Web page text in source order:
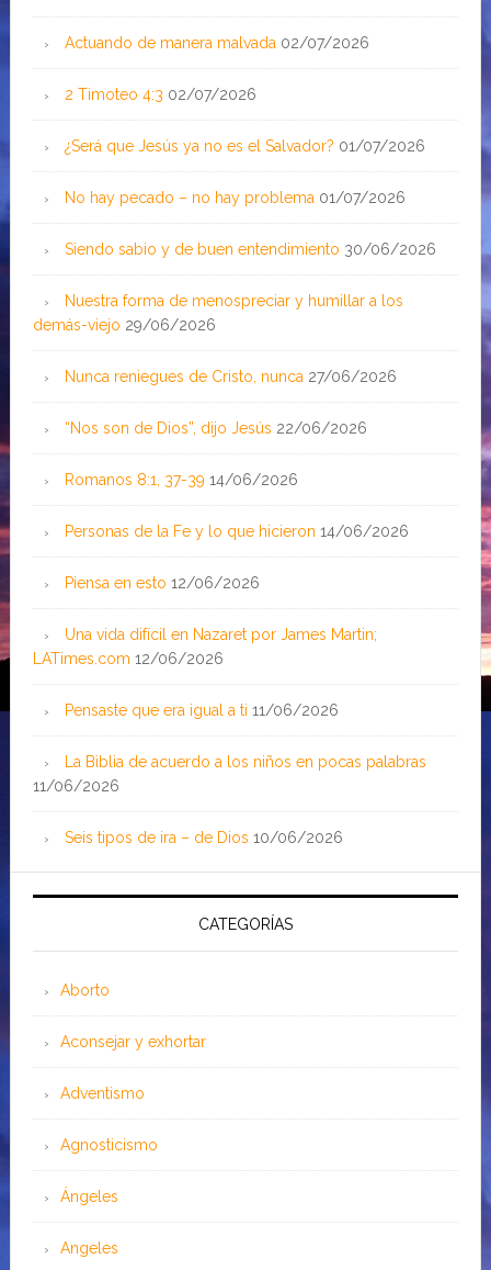
Actuando de manera malvada 02/07/2026
2 Timoteo 4:3 02/07/2026
¿Será que Jesús ya no es el Salvador? 01/07/2026
No hay pecado – no hay problema 01/07/2026
Siendo sabio y de buen entendimiento 30/06/2026
Nuestra forma de menospreciar y humillar a los
demás-viejo 29/06/2026
Nunca reniegues de Cristo, nunca 27/06/2026
“Nos son de Dios”, dijo Jesús 22/06/2026
Romanos 8:1, 37-39 14/06/2026
Personas de la Fe y lo que hicieron 14/06/2026
Piensa en esto 12/06/2026
Una vida difícil en Nazaret por James Martin;
LATimes.com 12/06/2026
Pensaste que era igual a ti 11/06/2026
La Biblia de acuerdo a los niños en pocas palabras
11/06/2026
Seis tipos de ira – de Dios 10/06/2026
CATEGORÍAS
Aborto
Aconsejar y exhortar
Adventismo
Agnosticismo
Ángeles
Angeles